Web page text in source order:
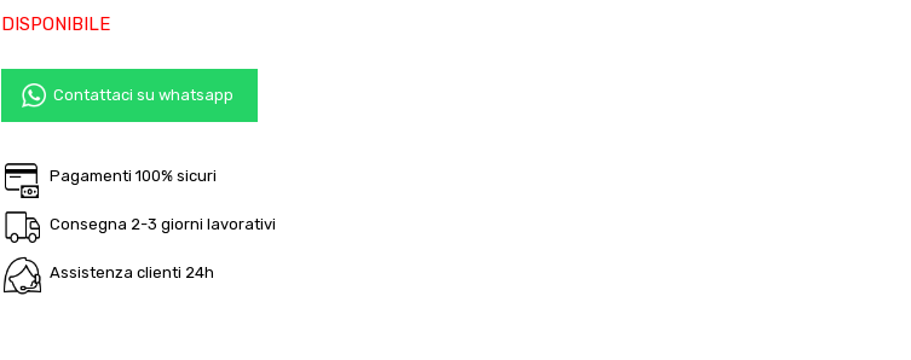
DISPONIBILE
Contattaci su whatsapp
Pagamenti 100% sicuri
Consegna 2-3 giorni lavorativi
Assistenza clienti 24h